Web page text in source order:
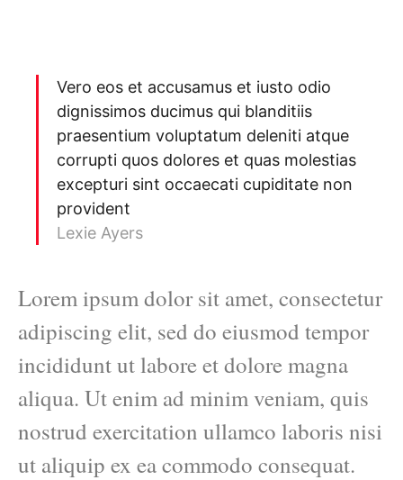
Vero eos et accusamus et iusto odio
dignissimos ducimus qui blanditiis
praesentium voluptatum deleniti atque
corrupti quos dolores et quas molestias
excepturi sint occaecati cupiditate non
provident
Lexie Ayers
Lorem ipsum dolor sit amet, consectetur
adipiscing elit, sed do eiusmod tempor
incididunt ut labore et dolore magna
aliqua. Ut enim ad minim veniam, quis
nostrud exercitation ullamco laboris nisi
ut aliquip ex ea commodo consequat.